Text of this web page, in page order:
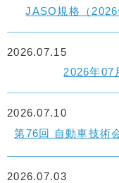
JASO規格（
2026年07
2026.07.15
第76回 自動車技術
2026.07.10
2026.07.03